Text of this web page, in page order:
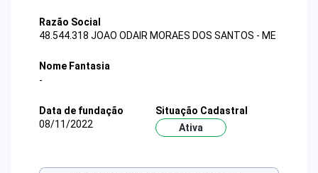
Razão Social
48.544.318 JOAO ODAIR MORAES DOS SANTOS - ME
Nome Fantasia
-
Data de fundação
08/11/2022
Situação Cadastral
Ativa